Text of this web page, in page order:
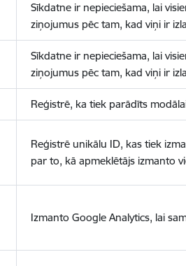
Sīkdatne ir nepieciešama, lai
ziņojumus pēc tam, kad viņi ir
Sīkdatne ir nepieciešama, lai
ziņojumus pēc tam, kad viņi ir
Reģistrē, ka tiek parādīts
Reģistrē unikālu ID, kas tiek
par to, kā apmeklētājs izmanto
Izmanto Google Analytics, lai